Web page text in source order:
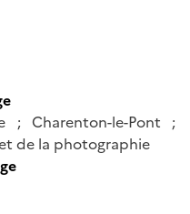
; Charenton-le-Pont ;
de la photographie